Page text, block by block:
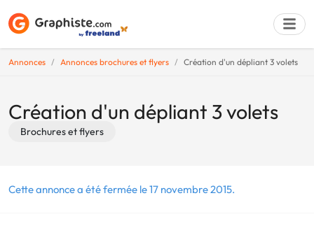
Annonces Annonces brochures et flyers Création d'un dépliant 3 volets
Création d'un dépliant 3 volets
Brochures et flyers
Cette annonce a été fermée le 17 novembre 2015.